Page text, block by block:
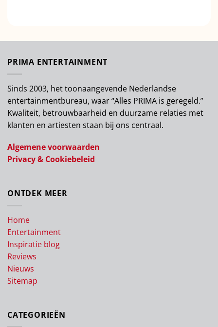
PRIMA ENTERTAINMENT
Sinds 2003, het toonaangevende Nederlandse
entertainmentbureau, waar “Alles PRIMA is geregeld.”
Kwaliteit, betrouwbaarheid en duurzame relaties met
klanten en artiesten staan bij ons centraal.
Algemene voorwaarden
Privacy & Cookiebeleid
ONTDEK MEER
Home
Entertainment
Inspiratie blog
Reviews
Nieuws
Sitemap
CATEGORIEËN